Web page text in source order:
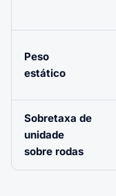
Peso
estático
Sobretaxa de
unidade
sobre rodas